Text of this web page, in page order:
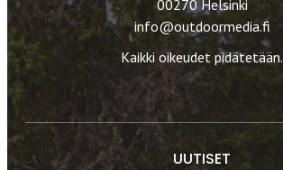
00270 Helsinki
info@outdoormedia.fi
Kaikki oikeudet pidätetään.
UUTISET